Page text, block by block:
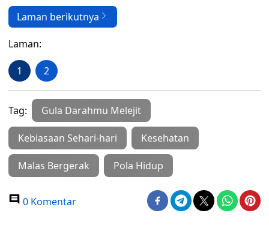
Laman berikutnya
Laman:
1 2
Tag: Gula Darahmu Melejit
Kebiasaan Sehari-hari Kesehatan
Malas Bergerak Pola Hidup
0 Komentar